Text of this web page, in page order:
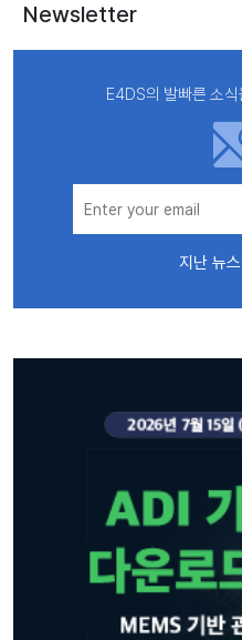
Newsletter
E4DS의 발빠른 소
지난 뉴